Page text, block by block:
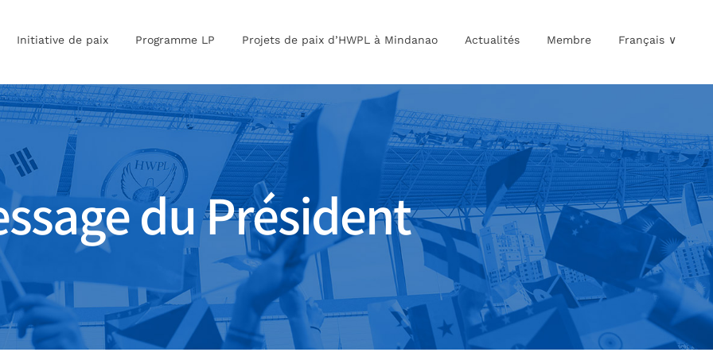
Initiative de paix Programme LP Projets de paix d’HWPL à Mindanao Actualités Membre Français ∨
du Président